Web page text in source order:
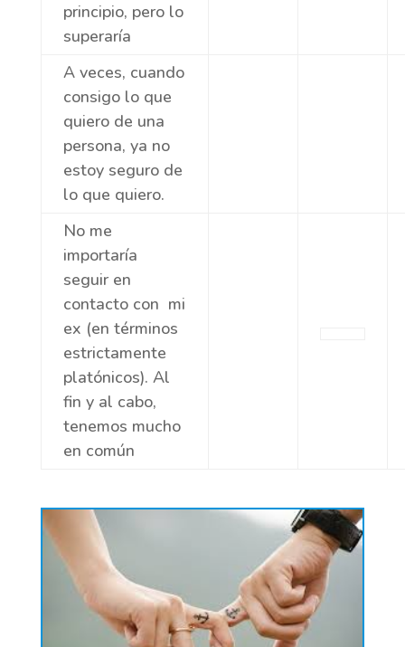
principio, pero lo
superaría
A veces, cuando
consigo lo que
quiero de una
persona, ya no
estoy seguro de
lo que quiero.
No me
importaría
seguir en
contacto con mi
ex (en términos
estrictamente
platónicos). Al
fin y al cabo,
tenemos mucho
en común